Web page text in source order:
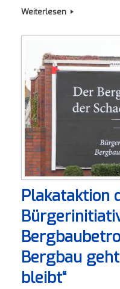
Weiterlesen
Plakataktion
Bergbau
bleibt“